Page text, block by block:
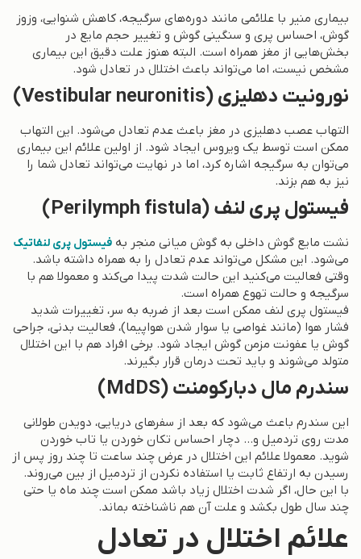
بیماری منیر با علائمی مانند دوره‌های سرگیجه، کاهش شنوایی، وزوز
گوش، احساس پری و سنگینی گوش و تغییر حجم مایع در
بخش‌هایی از مغز همراه است. البته هنوز علت دقیق این بیماری
مشخص نیست، اما می‌تواند باعث اختلال در تعادل شود.
نورونیت دهلیزی (Vestibular neuronitis)
التهاب عصب دهلیزی در مغز باعث عدم تعادل می‌شود. این التهاب
ممکن است توسط یک ویروس ایجاد شود. از اولین علائم این بیماری
می‌توان به سرگیجه اشاره کرد، اما در نهایت می‌تواند تعادل شما را
نیز به هم بزند.
فیستول پری لنف (Perilymph fistula)
نشت مایع گوش داخلی به گوش میانی منجر به فیستول پری لنفاتیک
می‌شود. این مشکل می‌تواند عدم تعادل را به همراه داشته باشد.
وقتی فعالیت می‌کنید این حالت شدت پیدا می‌کند و معمولا هم با
سرگیجه و حالت تهوع همراه است.
فیستول پری لنف ممکن است بعد از ضربه به سر، تغییرات شدید
فشار هوا (مانند غواصی یا سوار شدن هواپیما)، فعالیت بدنی، جراحی
گوش یا عفونت مزمن گوش ایجاد شود. برخی افراد هم با این اختلال
متولد می‌شوند و باید تحت درمان قرار بگیرند.
سندرم مال دبارکومنت (MdDS)
این سندرم باعث می‌شود که بعد از سفرهای دریایی، دویدن طولانی
مدت روی تردمیل و… دچار احساس تکان خوردن یا تاب خوردن
شوید. معمولا علائم این اختلال در عرض چند ساعت تا چند روز پس از
رسیدن به ارتفاع ثابت یا استفاده نکردن از تردمیل از بین می‌روند.
با این حال، اگر شدت اختلال زیاد باشد ممکن است چند ماه یا حتی
چند سال طول بکشد و علت آن هم ناشناخته بماند.
علائم اختلال در تعادل